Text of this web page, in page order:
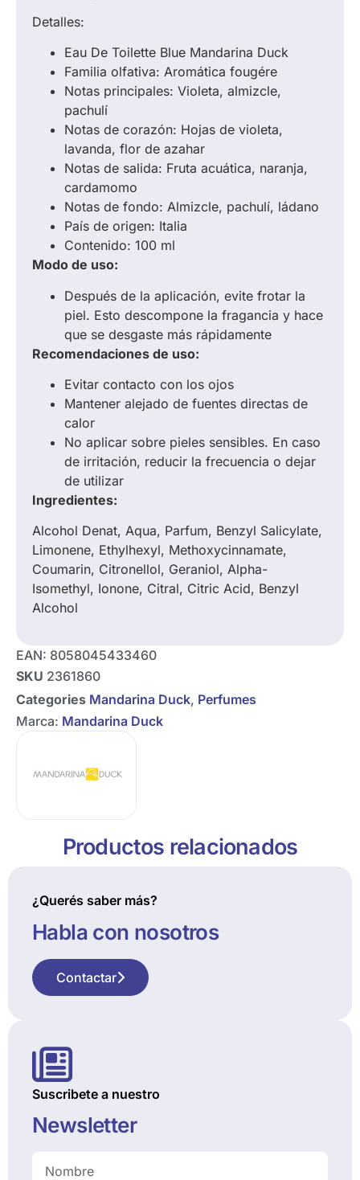
Detalles:
Eau De Toilette Blue Mandarina Duck
Familia olfativa: Aromática fougére
Notas principales: Violeta, almizcle,
pachulí
Notas de corazón: Hojas de violeta,
lavanda, flor de azahar
Notas de salida: Fruta acuática, naranja,
cardamomo
Notas de fondo: Almizcle, pachulí, ládano
País de origen: Italia
Contenido: 100 ml
Modo de uso:
Después de la aplicación, evite frotar la
piel. Esto descompone la fragancia y hace
que se desgaste más rápidamente
Recomendaciones de uso:
Evitar contacto con los ojos
Mantener alejado de fuentes directas de
calor
No aplicar sobre pieles sensibles. En caso
de irritación, reducir la frecuencia o dejar
de utilizar
Ingredientes:
Alcohol Denat, Aqua, Parfum, Benzyl Salicylate,
Limonene, Ethylhexyl, Methoxycinnamate,
Coumarin, Citronellol, Geraniol, Alpha-
Isomethyl, Ionone, Citral, Citric Acid, Benzyl
Alcohol
EAN: 8058045433460
SKU 2361860
Categories Mandarina Duck, Perfumes
Marca: Mandarina Duck
Productos relacionados
¿Querés saber más?
Habla con nosotros
Contactar
Suscribete a nuestro
Newsletter